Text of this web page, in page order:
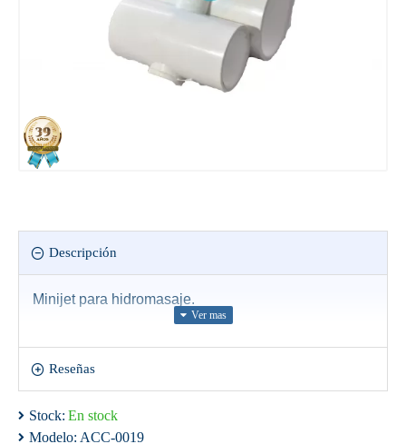
Descripción
Minijet para hidromasaje.
Reseñas
Stock: En stock
Modelo: ACC-0019